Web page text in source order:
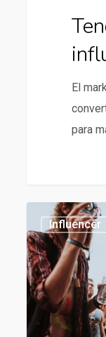
El
para
Tendencias
en
influencer
marketing
para
2025
Influencer